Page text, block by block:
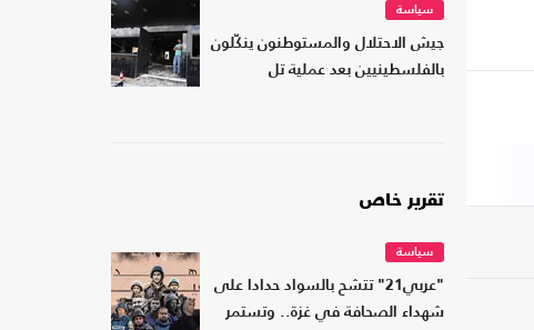
سياسة
جيش الاحتلال والمستوطنون ينكّلون
بالفلسطينيين بعد عملية تل
تقرير خاص
سياسة
"عربي21" تتشح بالسواد حدادا على
شهداء الصحافة في غزة.. وتستمر